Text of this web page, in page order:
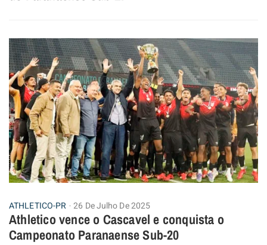
ATHLETICO-PR 26 De Julho De 2025
Athletico vence o Cascavel e conquista o
Campeonato Paranaense Sub-20